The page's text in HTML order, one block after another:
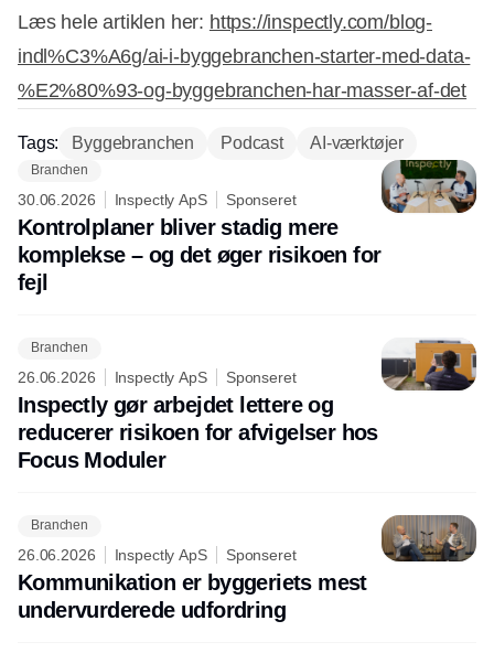
Læs hele artiklen her: https://inspectly.com/blog-
indl%C3%A6g/ai-i-byggebranchen-starter-med-data-
%E2%80%93-og-byggebranchen-har-masser-af-det
Tags: Byggebranchen Podcast AI-værktøjer
Branchen
30.06.2026 Inspectly ApS Sponseret
Kontrolplaner bliver stadig mere
komplekse – og det øger risikoen for
fejl
Branchen
26.06.2026 Inspectly ApS Sponseret
Inspectly gør arbejdet lettere og
reducerer risikoen for afvigelser hos
Focus Moduler
Branchen
26.06.2026 Inspectly ApS Sponseret
Kommunikation er byggeriets mest
undervurderede udfordring